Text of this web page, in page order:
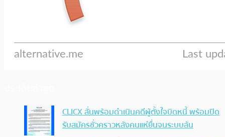
CLICX ลั่นพร้อมดำเนินคดีผู้ตั้งใจบิดหนี้ พร้อมปิด
รับสมัครชั่วคราวหลังคนแห่ยื่นจนระบบล้น